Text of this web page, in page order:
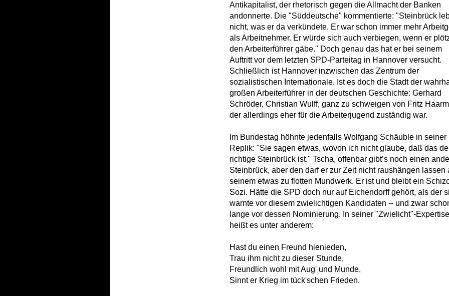
Antikapitalist, der rhetorisch gegen die Allmacht der Banken
andonnerte. Die "Süddeutsche" kommentierte: "Steinbrück
nicht, was er da verkündete. Er war schon immer mehr
als Arbeitnehmer. Er würde sich auch verbiegen, wenn er
den Arbeiterführer gäbe." Doch genau das hat er bei seinem
Auftritt vor dem letzten SPD-Parteitag in Hannover versucht.
Schließlich ist Hannover inzwischen das Zentrum der
sozialistischen Internationale. Ist es doch die Stadt der
großen Arbeiterführer in der deutschen Geschichte: Gerhard
Schröder, Christian Wulff, ganz zu schweigen von Fritz
der allerdings eher für die Arbeiterjugend zuständig war.
Im Bundestag höhnte jedenfalls Wolfgang Schäuble in seiner
Replik: "Sie sagen etwas, wovon ich nicht glaube, daß das
richtige Steinbrück ist." Tscha, offenbar gibt’s noch einen
Steinbrück, aber den darf er zur Zeit nicht raushängen lassen
seinem etwas zu flotten Mundwerk. Er ist und bleibt ein
Sozi. Hätte die SPD doch nur auf Eichendorff gehört, als der
warnte vor diesem zwielichtigen Kandidaten -- und zwar
lange vor dessen Nominierung. In seiner "Zwielicht"-Expertise
heißt es unter anderem:
Hast du einen Freund hienieden,
Trau ihm nicht zu dieser Stunde,
Freundlich wohl mit Aug' und Munde,
Sinnt er Krieg im tück'schen Frieden.